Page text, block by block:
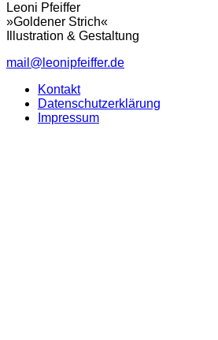
Leoni Pfeiffer
»Goldener Strich«
Illustration & Gestaltung
mail@leonipfeiffer.de
Kontakt
Datenschutzerklärung
Impressum